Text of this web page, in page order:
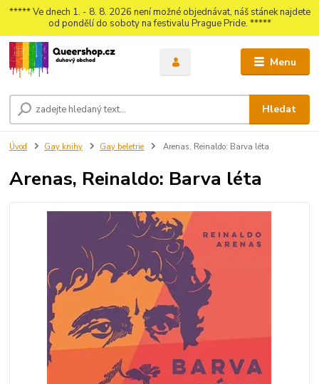
***** Ve dnech 1. - 8. 8. 2026 není možné objednávat, náš stánek najdete
od pondělí do soboty na festivalu Prague Pride. *****
Menu
Hledat
Úvod Gay knihy Gay beletrie Arenas, Reinaldo: Barva léta
Arenas, Reinaldo: Barva léta